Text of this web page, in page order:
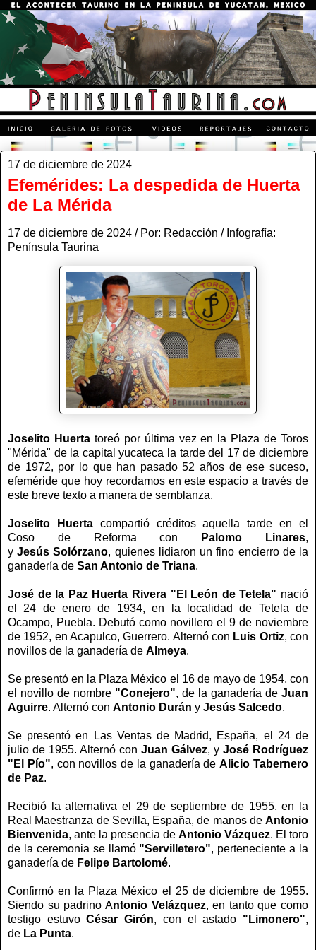
17 de diciembre de 2024
Efemérides: La despedida de Huerta
de La Mérida
17 de diciembre de 2024 / Por: Redacción / Infografía:
Península Taurina
Joselito Huertatoreó por última vez en la Plaza de Toros
"Mérida" de la capital yucateca la tarde del 17 de diciembre
de 1972, por lo que han pasado 52 años de ese suceso,
efeméride que hoy recordamos en este espacio a través de
este breve texto a manera de semblanza.
Joselito Huertacompartió créditos aquella tarde en el
Coso de Reforma con
Palomo Linares,
yJesús Solórzano, quienes lidiaron un fino encierro de la
ganadería de San Antonio de Triana.
José de la Paz Huerta Rivera "El León de Tetela" nació
el 24 de enero de 1934, en la localidad de Tetela de
Ocampo, Puebla. Debutó como novillero el 9 de noviembre
de 1952, en Acapulco, Guerrero. Alternó con Luis Ortiz, con
novillos de la ganadería de Almeya.
Se presentó en la Plaza México el 16 de mayo de 1954, con
el novillo de nombre "Conejero", de la ganadería de Juan
Aguirre. Alternó con Antonio Durán y Jesús Salcedo.
Se presentó en Las Ventas de Madrid, España, el 24 de
julio de 1955. Alternó con Juan Gálvez, y José Rodríguez
"El Pío", con novillos de la ganadería deAlicio Tabernero
de Paz.
Recibió la alternativa el 29 de septiembre de 1955, en la
Real Maestranza de Sevilla, España, de manos de Antonio
Bienvenida, ante la presencia de Antonio Vázquez. El toro
de la ceremonia se llamó "Servilletero", perteneciente a la
ganadería de Felipe Bartolomé.
Confirmó en la Plaza México el 25 de diciembre de 1955.
Siendo su padrino Antonio Velázquez, en tanto que como
testigo estuvoCésar Girón, con el astado "Limonero",
de La Punta.